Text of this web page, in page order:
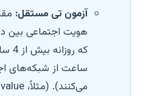
آزمون تی مستقل:
هویت اجتماعی بین
ساعت از شبکه‌های